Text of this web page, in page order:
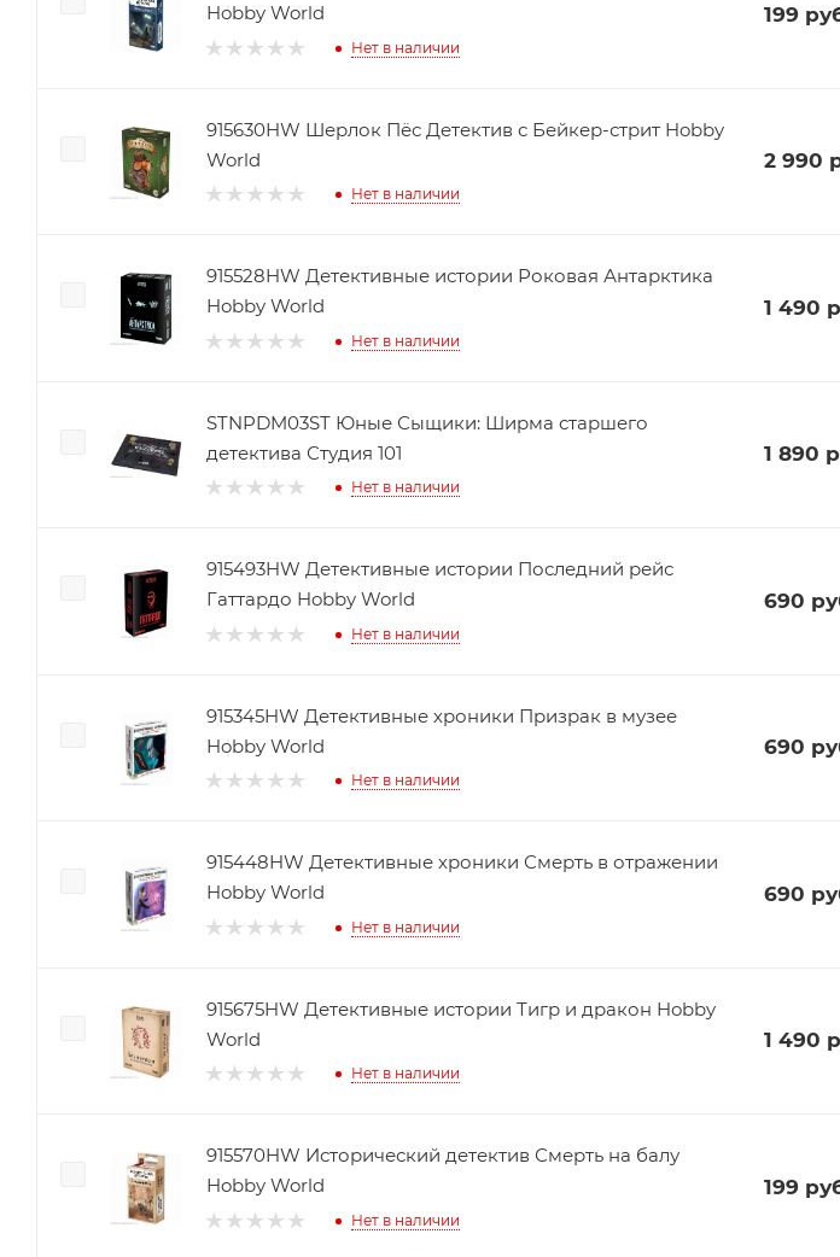
Hobby World
Нет в наличии
199
915630HW Шерлок Пёс Детектив с Бейкер-стрит Hobby
World
Нет в наличии
2 990
915528HW Детективные истории Роковая Антарктика
Hobby World
Нет в наличии
1 490
STNPDM03ST Юные Сыщики: Ширма старшего
детектива Студия 101
Нет в наличии
1 890
915493HW Детективные истории Последний рейс
Гаттардо Hobby World
Нет в наличии
690
915345HW Детективные хроники Призрак в музее
Hobby World
Нет в наличии
690
915448HW Детективные хроники Смерть в отражении
Hobby World
Нет в наличии
690
915675HW Детективные истории Тигр и дракон Hobby
World
Нет в наличии
1 490
915570HW Исторический детектив Смерть на балу
Hobby World
Нет в наличии
199